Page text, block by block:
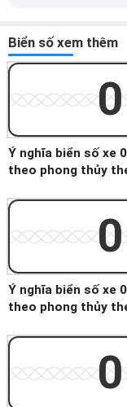
Biển số xem thêm
Ý nghĩa biển số xe
theo phong thủy
Ý nghĩa biển số xe
theo phong thủy